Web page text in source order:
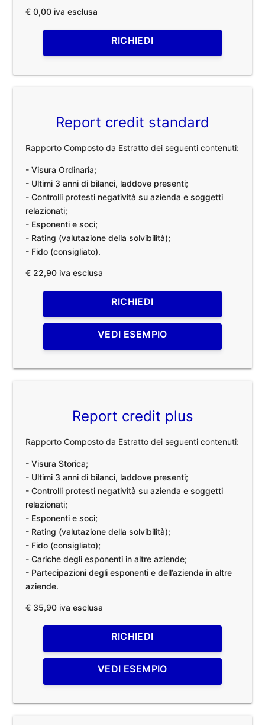
€ 0,00 iva esclusa
RICHIEDI
Report credit standard
Rapporto Composto da Estratto dei seguenti contenuti:
- Visura Ordinaria;
- Ultimi 3 anni di bilanci, laddove presenti;
- Controlli protesti negatività su azienda e soggetti
relazionati;
- Esponenti e soci;
- Rating (valutazione della solvibilità);
- Fido (consigliato).
€ 22,90 iva esclusa
RICHIEDI
VEDI ESEMPIO
Report credit plus
Rapporto Composto da Estratto dei seguenti contenuti:
- Visura Storica;
- Ultimi 3 anni di bilanci, laddove presenti;
- Controlli protesti negatività su azienda e soggetti
relazionati;
- Esponenti e soci;
- Rating (valutazione della solvibilità);
- Fido (consigliato);
- Cariche degli esponenti in altre aziende;
- Partecipazioni degli esponenti e dell’azienda in altre
aziende.
€ 35,90 iva esclusa
RICHIEDI
VEDI ESEMPIO